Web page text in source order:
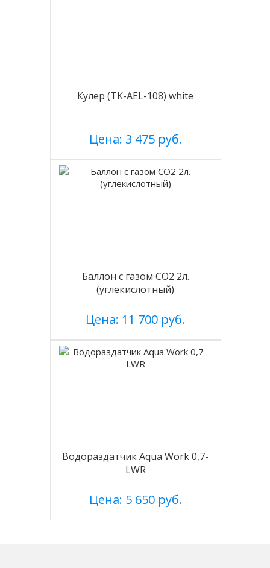
Кулер (TK-AEL-108) white
Цена: 3 475 руб.
Баллон с газом CO2 2л.
(углекислотный)
Цена: 11 700 руб.
Водораздатчик Aqua Work 0,7-
LWR
Цена: 5 650 руб.